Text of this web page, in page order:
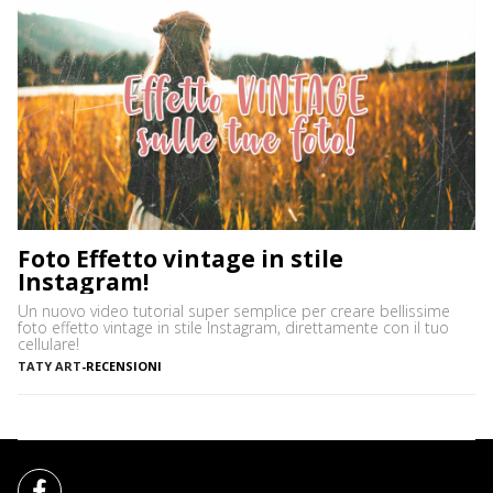
Foto Effetto vintage in stile
Instagram!
Un nuovo video tutorial super semplice per creare bellissime
foto effetto vintage in stile Instagram, direttamente con il tuo
cellulare!
TATY ART-RECENSIONI